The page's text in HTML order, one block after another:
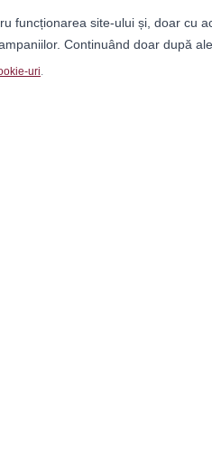
funcționarea site-ului și, doar cu
Continuând doar după
uri.